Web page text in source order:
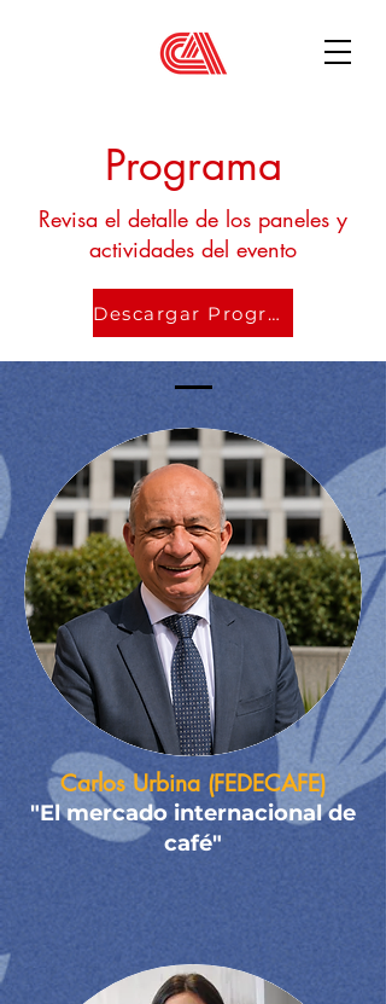
Programa
Revisa el detalle de los paneles y
actividades del evento
Descargar Programa
Carlos Urbina (FEDECAFE)
"El mercado internacional de
café"